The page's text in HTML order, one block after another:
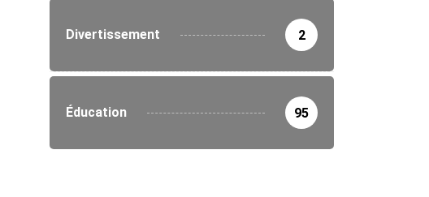
Divertissement 2
Éducation 95